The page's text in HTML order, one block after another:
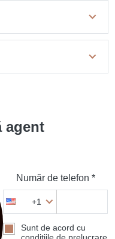
agent
Număr de telefon *
+1
Sunt de acord cu